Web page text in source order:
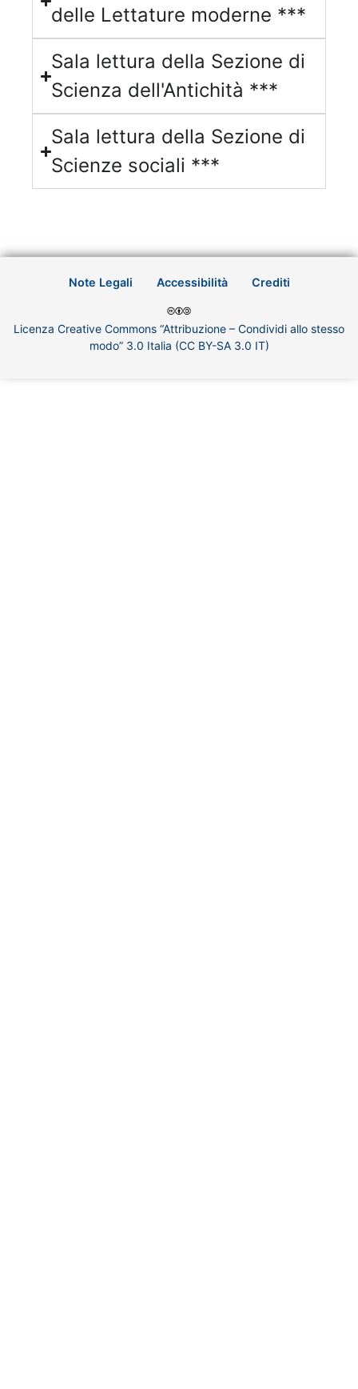
delle Lettature moderne ***
Sala lettura della Sezione di
Scienza dell'Antichità ***
Sala lettura della Sezione di
Scienze sociali ***
Note Legali Accessibilità Crediti
Licenza Creative Commons “Attribuzione – Condividi allo stesso
modo” 3.0 Italia (CC BY-SA 3.0 IT)